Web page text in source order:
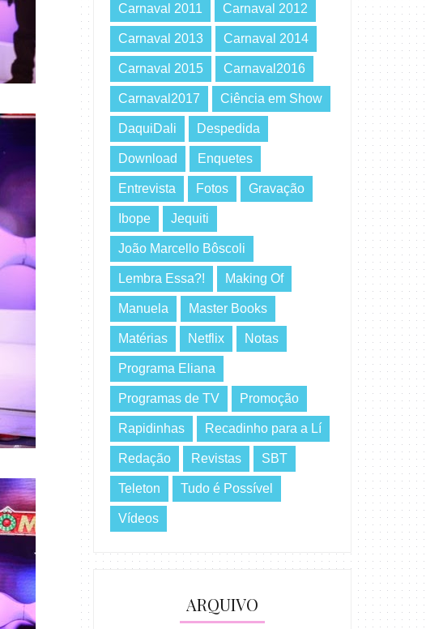
Carnaval 2011 Carnaval 2012
Carnaval 2013 Carnaval 2014
Carnaval 2015 Carnaval2016
Carnaval2017 Ciência em Show
DaquiDali Despedida
Download Enquetes
Entrevista Fotos Gravação
Ibope Jequiti
João Marcello Bôscoli
Lembra Essa?! Making Of
Manuela Master Books
Matérias Netflix Notas
Programa Eliana
Programas de TV Promoção
Rapidinhas Recadinho para a Lí
Redação Revistas SBT
Teleton Tudo é Possível
Vídeos
ARQUIVO